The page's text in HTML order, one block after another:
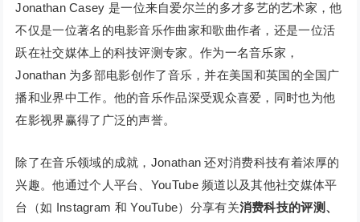
Jonathan Casey 是一位来自爱尔兰的多才多艺的艺术家，他
不仅是一位著名的电影音乐作曲家和歌曲作者，还是一位活
跃在社交媒体上的科技评测专家。作为一名音乐家，
Jonathan 为多部电影创作了音乐，并在美国和英国的全国广
播和业界中工作。他的音乐作品深受观众喜爱，同时也为他
在影视界赢得了广泛的声誉。
除了在音乐领域的成就，Jonathan 还对消费科技有着浓厚的
兴趣。他通过个人平台、YouTube 频道以及其他社交媒体平
台（如 Instagram 和 YouTube）分享有关消费科技的评测、